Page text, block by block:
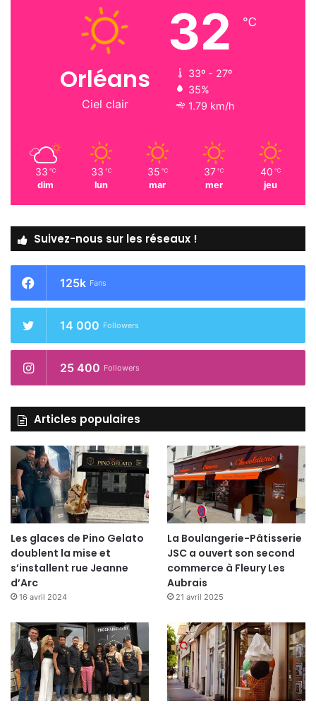
Orléans
Ciel clair
32 ℃
33º - 27º
35%
1.79 km/h
33 ℃
dim
33 ℃
lun
35 ℃
mar
37 ℃
mer
40 ℃
jeu
Suivez-nous sur les réseaux !
125k Fans
14 000 Followers
25 400 Followers
Articles populaires
Les glaces de Pino Gelato
doublent la mise et
s’installent rue Jeanne
d’Arc
16 avril 2024
La Boulangerie-Pâtisserie
JSC a ouvert son second
commerce à Fleury Les
Aubrais
21 avril 2025